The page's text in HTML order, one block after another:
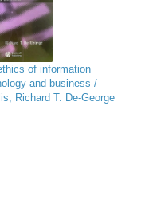
of information
and business /
Richard T. De-George